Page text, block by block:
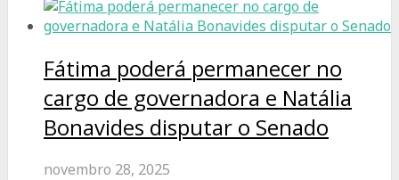
Fátima poderá permanecer no
cargo de governadora e Natália
Bonavides disputar o Senado
novembro 28, 2025